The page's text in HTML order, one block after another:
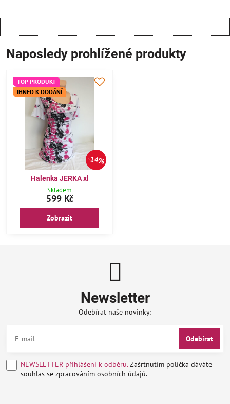
Naposledy prohlížené produkty
14%
TOP PRODUKT
IHNED K DODÁNÍ
Halenka JERKA xl
Skladem
599 Kč
Zobrazit
Newsletter
Odebírat naše novinky:
Odebírat
NEWSLETTER přihlášení k odběru.Zašrtnutím políčka dáváte
souhlas se zpracováním osobních údajů.